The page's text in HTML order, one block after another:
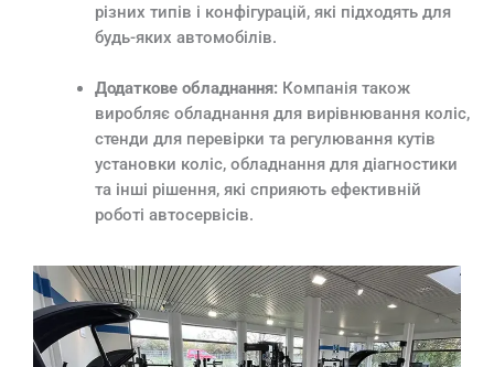
різних типів і конфігурацій, які підходять для
будь-яких автомобілів.
Додаткове обладнання: Компанія також
виробляє обладнання для вирівнювання коліс,
стенди для перевірки та регулювання кутів
установки коліс, обладнання для діагностики
та інші рішення, які сприяють ефективній
роботі автосервісів.